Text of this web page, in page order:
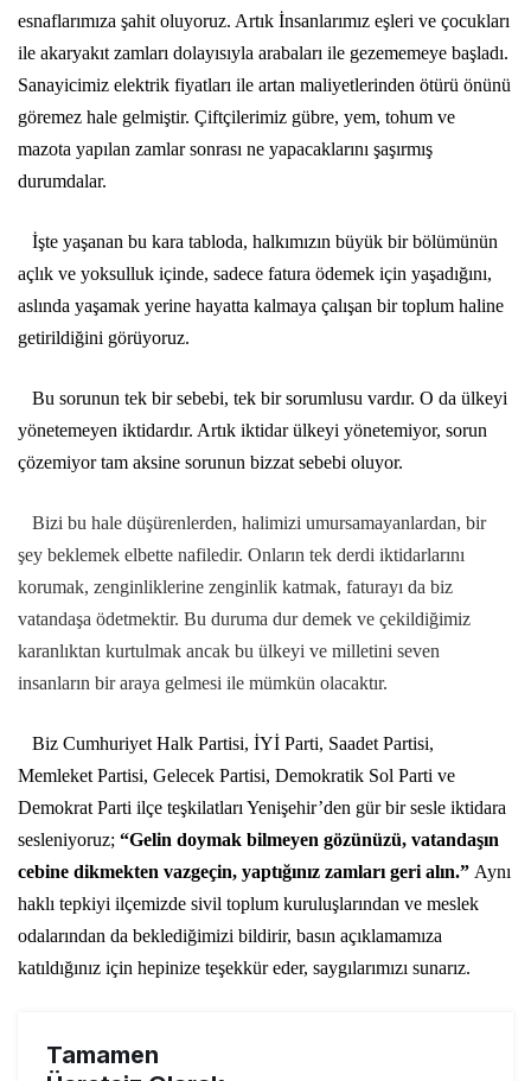
esnaflarımıza şahit oluyoruz. Artık İnsanlarımız eşleri ve çocukları
ile akaryakıt zamları dolayısıyla arabaları ile gezememeye başladı.
Sanayicimiz elektrik fiyatları ile artan maliyetlerinden ötürü önünü
göremez hale gelmiştir. Çiftçilerimiz gübre, yem, tohum ve
mazota yapılan zamlar sonrası ne yapacaklarını şaşırmış
durumdalar.
İşte yaşanan bu kara tabloda, halkımızın büyük bir bölümünün
açlık ve yoksulluk içinde, sadece fatura ödemek için yaşadığını,
aslında yaşamak yerine hayatta kalmaya çalışan bir toplum haline
getirildiğini görüyoruz.
Bu sorunun tek bir sebebi, tek bir sorumlusu vardır. O da ülkeyi
yönetemeyen iktidardır. Artık iktidar ülkeyi yönetemiyor, sorun
çözemiyor tam aksine sorunun bizzat sebebi oluyor.
Bizi bu hale düşürenlerden, halimizi umursamayanlardan, bir
şey beklemek elbette nafiledir. Onların tek derdi iktidarlarını
korumak, zenginliklerine zenginlik katmak, faturayı da biz
vatandaşa ödetmektir. Bu duruma dur demek ve çekildiğimiz
karanlıktan kurtulmak ancak bu ülkeyi ve milletini seven
insanların bir araya gelmesi ile mümkün olacaktır.
Biz Cumhuriyet Halk Partisi, İYİ Parti, Saadet Partisi,
Memleket Partisi, Gelecek Partisi, Demokratik Sol Parti ve
Demokrat Parti ilçe teşkilatları Yenişehir’den gür bir sesle iktidara
sesleniyoruz;“Gelin doymak bilmeyen gözünüzü, vatandaşın
cebine dikmekten vazgeçin, yaptığınız zamları geri alın.” Aynı
haklı tepkiyi ilçemizde sivil toplum kuruluşlarından ve meslek
odalarından da beklediğimizi bildirir, basın açıklamamıza
katıldığınız için hepinize teşekkür eder, saygılarımızı sunarız.
Tamamen